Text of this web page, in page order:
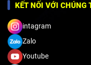
KẾT NỐI VỚI CHÚNG
intagram
Zalo
Youtube